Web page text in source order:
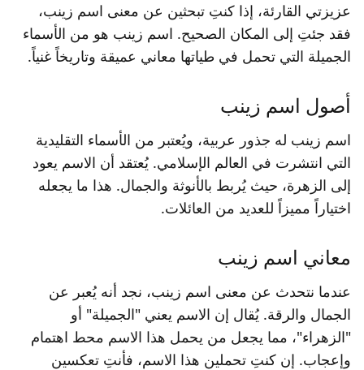
عزيزتي القارئة، إذا كنتِ تبحثين عن معنى اسم زينب،
فقد جئتِ إلى المكان الصحيح. اسم زينب هو من الأسماء
الجميلة التي تحمل في طياتها معاني عميقة وتاريخاً غنياً.
أصول اسم زينب
اسم زينب له جذور عربية، ويُعتبر من الأسماء التقليدية
التي انتشرت في العالم الإسلامي. يُعتقد أن الاسم يعود
إلى الزهرة، حيث يُربط بالأنوثة والجمال. هذا ما يجعله
اختياراً مميزاً للعديد من العائلات.
معاني اسم زينب
عندما نتحدث عن معنى اسم زينب، نجد أنه يُعبر عن
الجمال والرقة. يُقال إن الاسم يعني "الجميلة" أو
"الزهراء"، مما يجعل من يحمل هذا الاسم محط اهتمام
وإعجاب. إن كنتِ تحملين هذا الاسم، فأنتِ تعكسين